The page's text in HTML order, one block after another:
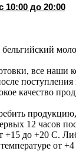
10:00 до 20:00
бельгийский
все наши
поступления
качество
12 часов
+15 до +20 С.
от